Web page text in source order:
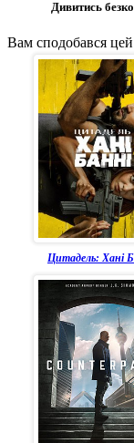
Дивитись
Вам сподобався цей
Цитадель: Хані